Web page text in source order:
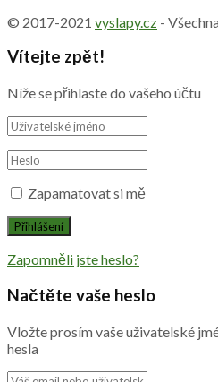
© 2017-2021 vyslapy.cz -
Vítejte zpět!
Níže se přihlaste do vašeho účtu
Zapamatovat si mě
Zapomněli jste heslo?
Načtěte vaše heslo
Vložte prosím vaše uživatelské
hesla